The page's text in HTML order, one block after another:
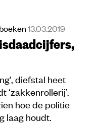
13.03.2019
diefstal heet
‘zakkenrollerij’.
hoe de politie
laag houdt.